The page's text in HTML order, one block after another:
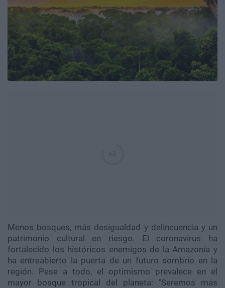
Menos bosques, más desigualdad y delincuencia y un
patrimonio cultural en riesgo. El coronavirus ha
fortalecido los históricos enemigos de la Amazonía y
ha entreabierto la puerta de un futuro sombrío en la
región. Pese a todo, el optimismo prevalece en el
mayor bosque tropical del planeta: "Seremos más